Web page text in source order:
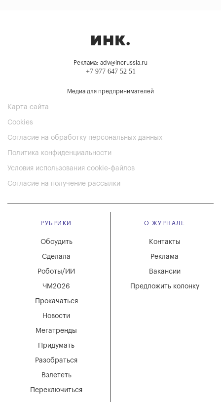
Реклама: adv@incrussia.ru
+7 977 647 52 51
Медиа для предпринимателей
Карта сайта
Cookies
Согласие на обработку персональных данных
Политика конфиденциальности
Условия использования cookie-файлов
Согласие на получение рассылки
РУБРИКИ
Мегатренды
Придумать
Разобраться
Взлететь
Новости
Переключиться
Обсудить
Сделала
Роботы/ИИ
ЧМ2026
Прокачаться
О ЖУРНАЛЕ
Вакансии
Реклама
Контакты
Предложить колонку